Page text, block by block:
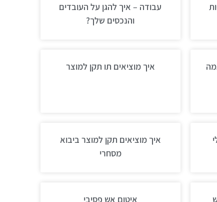
עבודה – איך להגן על העובדים
והנכסים שלך?
איך מוציאים תו תקן למוצר
איך מוציאים תקן למוצר ביבוא
מסחרי
איטום אש פסיבי